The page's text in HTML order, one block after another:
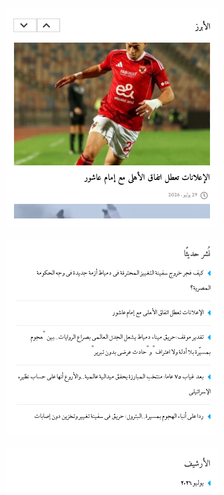
الأبرز
تقدير موقف:حريق ميناء دمياط يشعل الجدل العالمي بصراع
الروايات..بين “هجوم بمسيّرة بلا أدلة ولا اعتراف” و”حادث عرضي
بدون تبرير”
بعد غياب 75 عاما: منتخب المبارزة يحقق ميدالية عالمية..والأروع أنها
29 يوليو، 2026
نُشر حديثًا
كيف فجر خروج سفينة التغييز المحترقة في دمياط أزمة جديدة في وجه الحكومة
المصرية؟
الإعلانات تعطل اتفاق الأهلى مع إمام عاشور
تقدير موقف:حريق ميناء دمياط يشعل الجدل العالمي بصراع الروايات..بين “هجوم
بمسيّرة بلا أدلة ولا اعتراف” و”حادث عرضي بدون تبرير”
بعد غياب 75 عاما: منتخب المبارزة يحقق ميدالية عالمية..والأروع أنها على حساب نظيره
الإسرائيلي
ردا على أنباء الهجوم بمسيرة..البترول: حريق في سفينة تغيير وتخزين دون إصابات
الأرشيف
يوليو 2026